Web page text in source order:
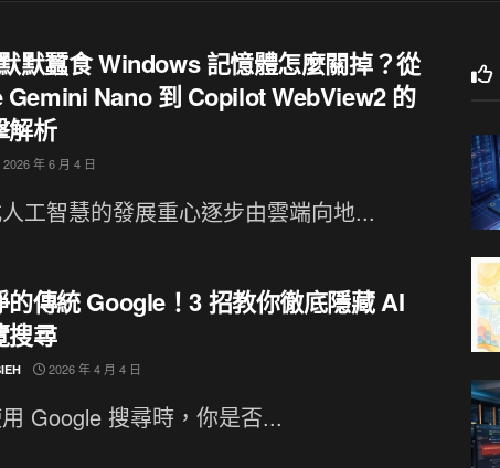
默蠶食 Windows 記憶體怎麼關掉？從
Nano 到 Copilot WebView2 的
解析
2026 年 6 月 4 日
工智慧的發展重心逐步由雲端向地...
的傳統 Google！3 招教你徹底隱藏 AI
搜尋
2026 年 4 月 4 日
Google 搜尋時，你是否...